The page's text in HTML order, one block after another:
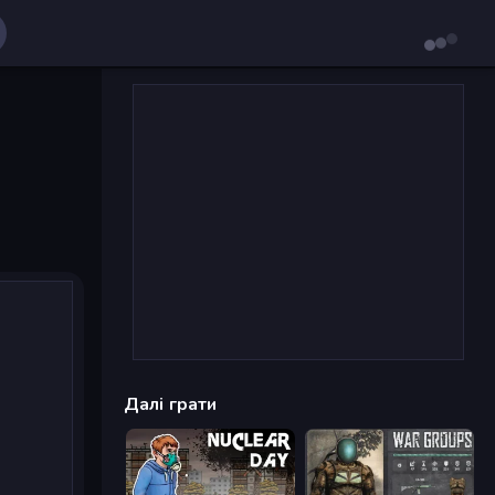
Далі грати